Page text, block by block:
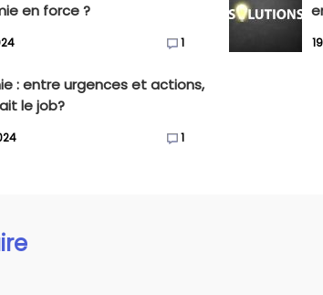
en force ?
1
: entre urgences et actions,
le job?
1